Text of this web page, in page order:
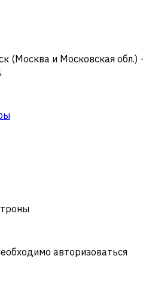
(Москва и Московская обл.) -
авторизоваться